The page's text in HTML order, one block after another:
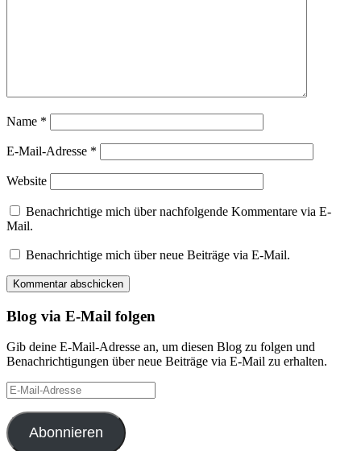
Name *
E-Mail-Adresse *
Website
Benachrichtige mich über nachfolgende Kommentare via E-
Mail.
Benachrichtige mich über neue Beiträge via E-Mail.
Blog via E-Mail folgen
Gib deine E-Mail-Adresse an, um diesen Blog zu folgen und
Benachrichtigungen über neue Beiträge via E-Mail zu erhalten.
E-
Mail-
Adresse
Abonnieren